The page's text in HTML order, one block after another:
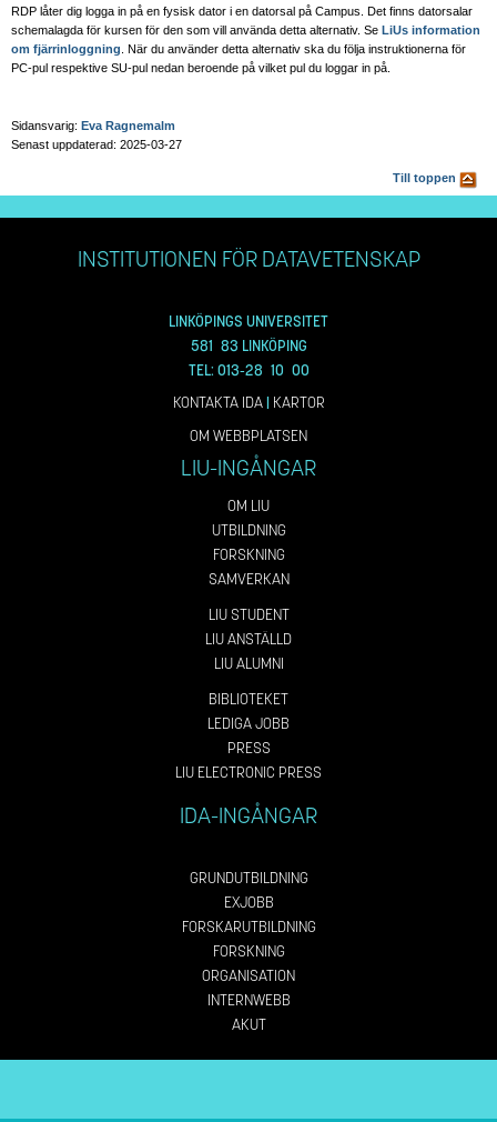
RDP låter dig logga in på en fysisk dator i en datorsal på Campus. Det finns datorsalar
schemalagda för kursen för den som vill använda detta alternativ. Se LiUs information
om fjärrinloggning . När du använder detta alternativ ska du följa instruktionerna för
PC-pul respektive SU-pul nedan beroende på vilket pul du loggar in på.
Sidansvarig: Eva Ragnemalm
Senast uppdaterad: 2025-03-27
Till toppen
INSTITUTIONEN FÖR DATAVETENSKAP
LINKÖPINGS UNIVERSITET
581 83 LINKÖPING
TEL: 013-28 10 00
KONTAKTA IDA| KARTOR
OM WEBBPLATSEN
LIU-INGÅNGAR
OM LIU
UTBILDNING
FORSKNING
SAMVERKAN
LIU STUDENT
LIU ANSTÄLLD
LIU ALUMNI
BIBLIOTEKET
LEDIGA JOBB
PRESS
LIU ELECTRONIC PRESS
IDA-INGÅNGAR
GRUNDUTBILDNING
EXJOBB
FORSKARUTBILDNING
FORSKNING
ORGANISATION
INTERNWEBB
AKUT